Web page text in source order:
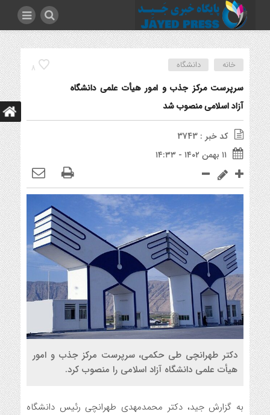
8 خانه دانشگاه
سرپرست مرکز جذب و امور هیأت علمی دانشگاه
آزاد اسلامی منصوب شد
کد خبر : 3743
۱۱ بهمن ۱۴۰۲ - ۱۴:۳۳
دکتر طهرانچی طی حکمی، سرپرست مرکز جذب و امور
هیأت علمی دانشگاه آزاد اسلامی را منصوب کرد.
به گزارش جید، دکتر محمدمهدی طهرانچی رئیس دانشگاه